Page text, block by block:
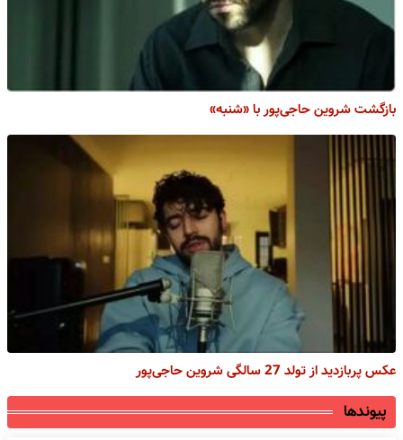
بازگشت شروین حاجی‌پور با «شنبه»
عکس پربازدید از تولد 27 سالگی شروین حاجی‌پور
پیوندها